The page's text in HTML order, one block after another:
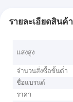
รายละเอียดสินค้า
แสงสูง
จำนวนสั่งซื้อขั้นต่ำ
ชื่อแบรนด์
ราคา